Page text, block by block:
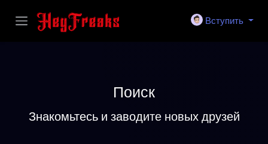
Вступить
Поиск
Знакомьтесь и заводите новых друзей